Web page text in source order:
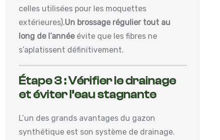
celles utilisées pour les moquettes
extérieures).Un brossage régulier tout au
long de l’année évite que les fibres ne
s’aplatissent définitivement.
Étape 3 : Vérifier le drainage
et éviter l’eau stagnante
L’un des grands avantages du gazon
synthétique est son système de drainage.